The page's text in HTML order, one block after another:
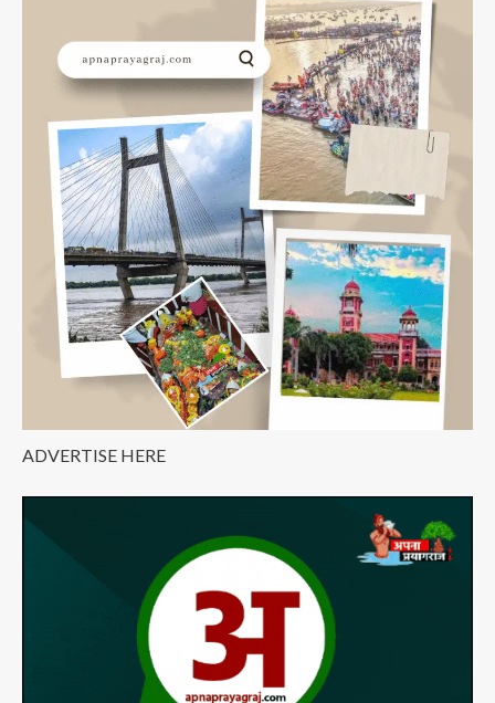
खुसरो
बाग
प्रयागराज
इतिहास;घूमने
की
जगह
ADVERTISE HERE